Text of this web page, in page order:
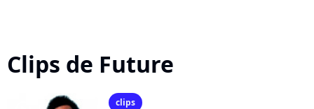
Clips de Future
clips